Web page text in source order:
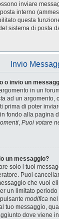
inviare
interno
questa
sistema di posta
Invio
o invio un
in un
ad un argomento,
prima di poter
fondo alla pagina
, Puoi votare
un messaggio?
solo i tuoi
Puoi
che vuoi
un limitato
modifica nel
tuo messaggio,
dove viene